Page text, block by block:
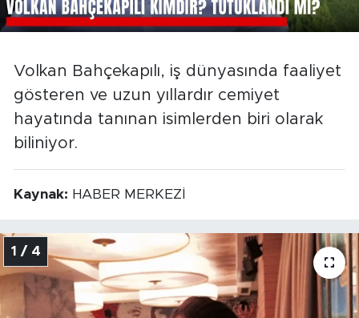
Volkan Bahçekapılı, iş dünyasında faaliyet
gösteren ve uzun yıllardır cemiyet
hayatında tanınan isimlerden biri olarak
biliniyor.
Kaynak: HABER MERKEZİ
1 / 4